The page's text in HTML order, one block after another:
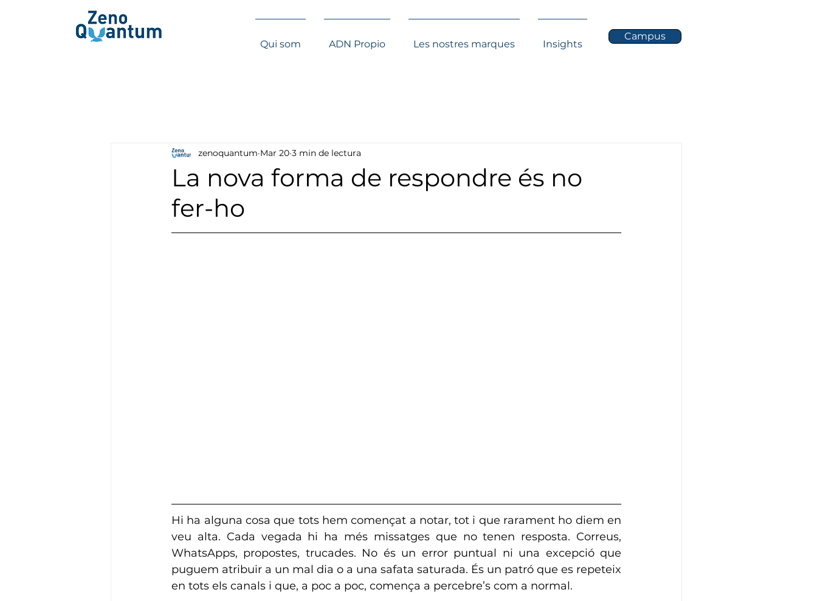
Qui som ADN Propio Les nostres marques Insights
Campus
La nova forma de respondre és no
fer-ho
zenoquantum Mar 20 3 min de lectura
Hi ha alguna cosa que tots hem començat a notar, tot i que rarament ho diem en
veu alta. Cada vegada hi ha més missatges que no tenen resposta. Correus,
WhatsApps, propostes, trucades. No és un error puntual ni una excepció que
puguem atribuir a un mal dia o a una safata saturada. És un patró que es repeteix
en tots els canals i que, a poc a poc, comença a percebre’s com a normal.